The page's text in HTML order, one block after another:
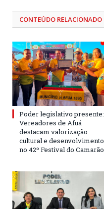
CONTEÚDO RELACIONADO
Poder legislativo presente:
Vereadores de Afuá
destacam valorização
cultural e desenvolvimento
no 42º Festival do Camarão